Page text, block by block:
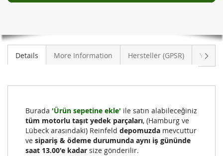
Details More Information Hersteller (GPSR)
Burada 'Ürün sepetine ekle' ile satın alabileceğiniz
tüm motorlu taşıt yedek parçaları, (Hamburg ve
Lübeck arasındaki) Reinfeld depomuzda mevcuttur
ve sipariş & ödeme durumunda aynı iş gününde
saat 13.00'e kadar size gönderilir.